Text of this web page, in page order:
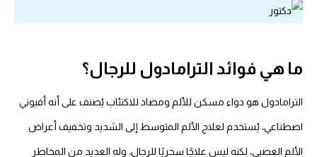
ما هي فوائد الترامادول للرجال؟
الترامادول هو دواء مسكن للألم ومضاد للاكتئاب يُصنف على أنه أفيوني
اصطناعي، يُستخدم لعلاج الألم المتوسط ​​إلى الشديد وتخفيف أعراض
الألم العصبي، لكنه ليس علاجًا سحريًا للرجال، وله العديد من المخاطر